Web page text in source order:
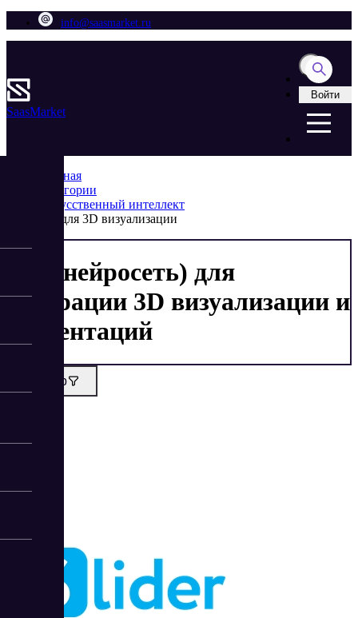
info@saasmarket.ru
SaasMarket
Войти
Главная
Категории
Искусственный интеллект
ИИ для 3D визуализации
ИИ (нейросеть) для
генерации 3D визуализации и
презентаций
Фильтр